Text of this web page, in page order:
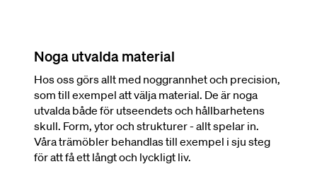
Noga utvalda material
Hos oss görs allt med noggrannhet och precision,
som till exempel att välja material. De är noga
utvalda både för utseendets och hållbarhetens
skull. Form, ytor och strukturer - allt spelar in.
Våra trämöbler behandlas till exempel i sju steg
för att få ett långt och lyckligt liv.